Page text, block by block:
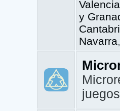
Valencia
y
Navarra